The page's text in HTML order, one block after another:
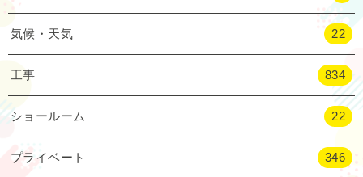
気候・天気 22
工事 834
ショールーム 22
プライベート 346